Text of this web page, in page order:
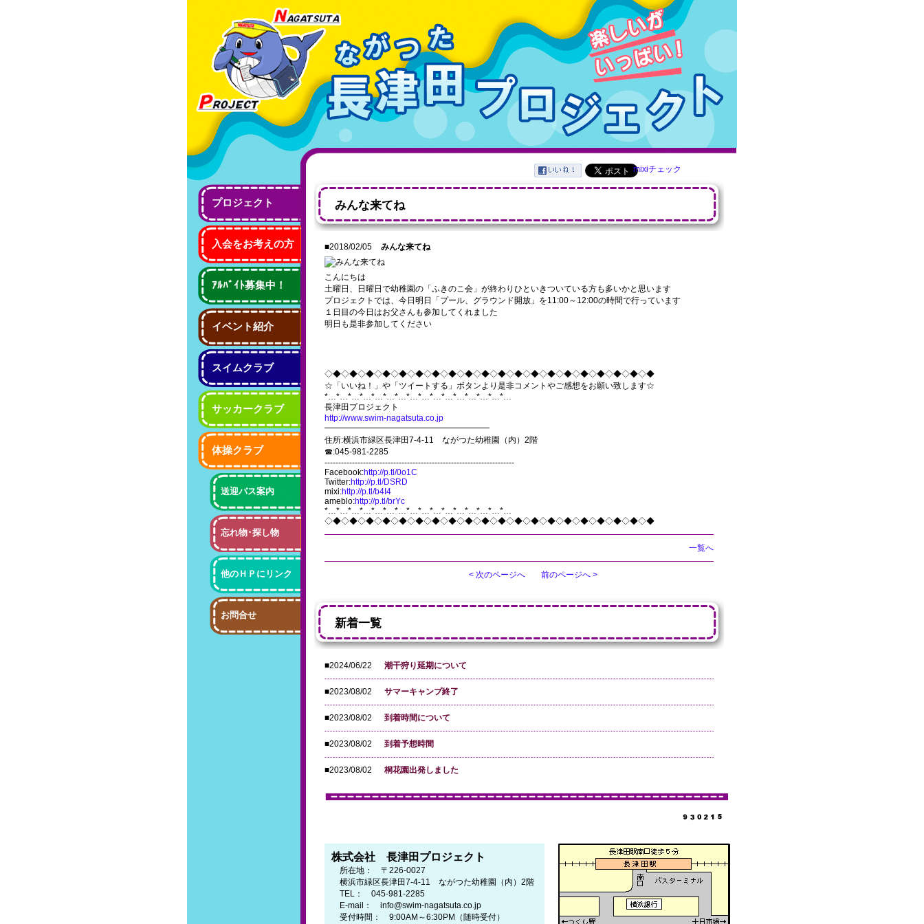
mixiチェック
みんな来てね
■2018/02/05 みんな来てね
こんにちは
土曜日、日曜日で幼稚園の「ふきのこ会」が終わりひといきついている方も多いかと思います
プロジェクトでは、今日明日「プール、グラウンド開放」を11:00～12:00の時間で行っています
１日目の今日はお父さんも参加してくれました
明日も是非参加してください
◇◆◇◆◇◆◇◆◇◆◇◆◇◆◇◆◇◆◇◆◇◆◇◆◇◆◇◆◇◆◇◆◇◆◇◆◇◆◇◆
☆「いいね！」や「ツイートする」ボタンより是非コメントやご感想をお願い致します☆
*…*…*…*…*…*…*…*…*…*…*…*…*…*…*…*…
長津田プロジェクト
http://www.swim-nagatsuta.co.jp
━━━━━━━━━━━━━━━━━━━━
住所:横浜市緑区長津田7-4-11 ながつた幼稚園（内）2階
☎:045-981-2285
---------------------------------------------------------------------
Facebook:http://p.tl/0o1C
Twitter:http://p.tl/DSRD
mixi:http://p.tl/b4I4
ameblo:http://p.tl/brYc
*…*…*…*…*…*…*…*…*…*…*…*…*…*…*…*…
◇◆◇◆◇◆◇◆◇◆◇◆◇◆◇◆◇◆◇◆◇◆◇◆◇◆◇◆◇◆◇◆◇◆◇◆◇◆◇◆
一覧へ
< 次のページへ 前のページへ >
新着一覧
■2024/06/22 潮干狩り延期について
■2023/08/02 サマーキャンプ終了
■2023/08/02 到着時間について
■2023/08/02 到着予想時間
■2023/08/02 桐花園出発しました
株式会社 長津田プロジェクト
所在地： 〒226-0027
横浜市緑区長津田7-4-11 ながつた幼稚園（内）2階
TEL： 045-981-2285
E-mail： info@swim-nagatsuta.co.jp
受付時間： 9:00AM～6:30PM（随時受付）
プロジェクト
入会をお考えの方
ｱﾙﾊﾞｲﾄ募集中！
イベント紹介
スイムクラブ
サッカークラブ
体操クラブ
送迎バス案内
忘れ物･探し物
他のＨＰにリンク
お問合せ